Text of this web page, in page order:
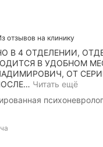
отзывов на клинику
В 4 ОТДЕЛЕНИИ,
В УДОБНОМ
ОТ
… Читать ещё